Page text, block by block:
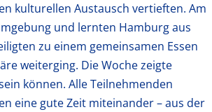
kulturellen Austausch vertieften. Am
und lernten Hamburg aus
zu einem gemeinsamen Essen
weiterging. Die Woche zeigte
können. Alle Teilnehmenden
eine gute Zeit miteinander – aus der